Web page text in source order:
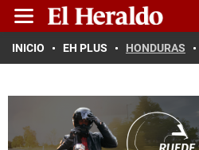
INICIO EH PLUS HONDURAS